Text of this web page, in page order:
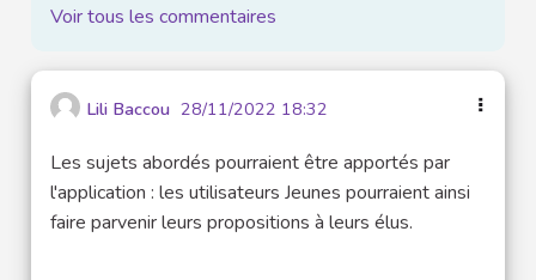
Voir tous les commentaires
Lili Baccou 28/11/2022 18:32
Les sujets abordés pourraient être apportés par
l'application : les utilisateurs Jeunes pourraient ainsi
faire parvenir leurs propositions à leurs élus.